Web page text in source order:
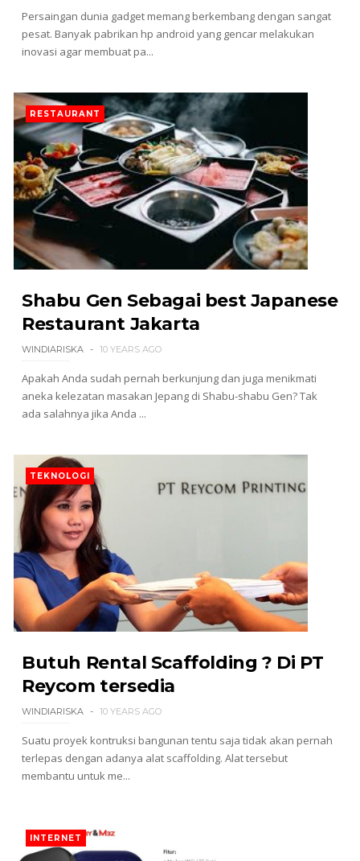
Persaingan dunia gadget memang berkembang dengan sangat
pesat. Banyak pabrikan hp android yang gencar melakukan
inovasi agar membuat pa...
RESTAURANT
Shabu Gen Sebagai best Japanese
Restaurant Jakarta
WINDIARISKA 10 YEARS AGO
Apakah Anda sudah pernah berkunjung dan juga menikmati
aneka kelezatan masakan Jepang di Shabu-shabu Gen? Tak
ada salahnya jika Anda ...
TEKNOLOGI
Butuh Rental Scaffolding ? Di PT
Reycom tersedia
WINDIARISKA 10 YEARS AGO
Suatu proyek kontruksi bangunan tentu saja tidak akan pernah
terlepas dengan adanya alat scaffolding. Alat tersebut
membantu untuk me...
INTERNET